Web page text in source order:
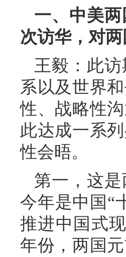
一、中美
次访华，对
王毅：此
系以及世界
性、战略性
此达成一系
性会晤。
第一，这
今年是中国“
推进中国式
年份，两国